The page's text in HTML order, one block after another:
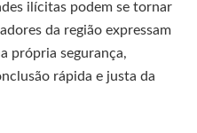
ilícitas podem se tornar
da região expressam
própria segurança,
rápida e justa da